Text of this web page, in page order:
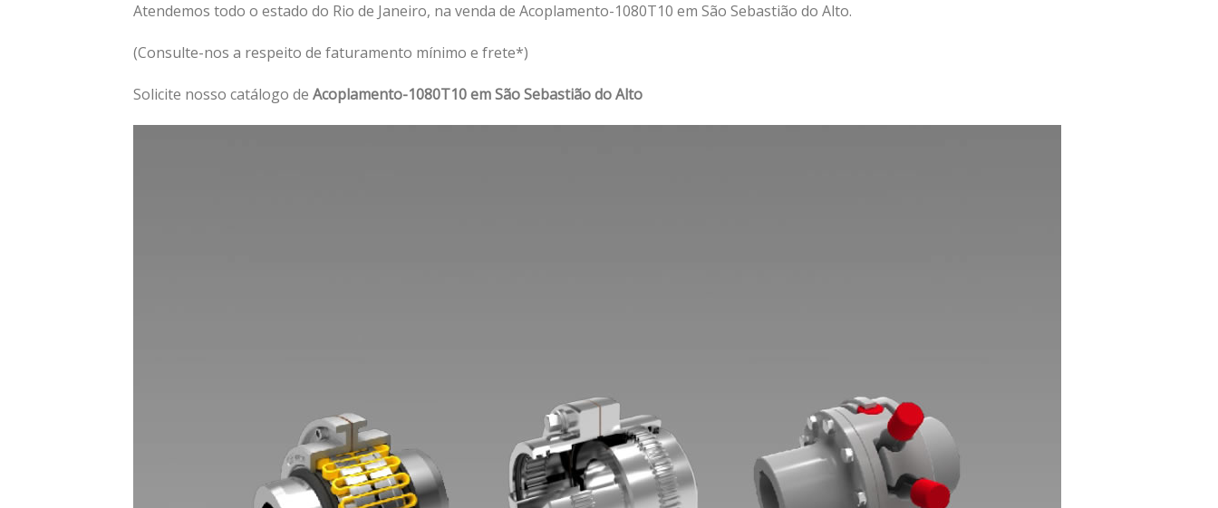
Atendemos todo o estado do Rio de Janeiro, na venda de Acoplamento-1080T10 em São Sebastião do Alto.
(Consulte-nos a respeito de faturamento mínimo e frete*)
Solicite nosso catálogo de Acoplamento-1080T10 em São Sebastião do Alto